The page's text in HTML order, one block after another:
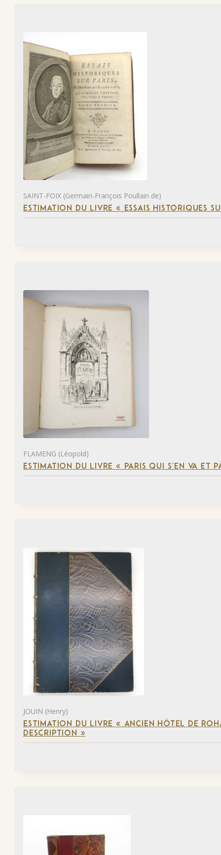
SAINT-FOIX (Germain-François Poullain de)
ESTIMATION DU LIVRE « ESSAIS HISTORIQUES
FLAMENG (Léopold)
ESTIMATION DU LIVRE « PARIS QUI S’EN VA ET
JOUIN (Henry)
ESTIMATION DU LIVRE « ANCIEN HÔTEL DE
DESCRIPTION »